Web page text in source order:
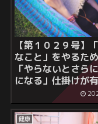
【第１０２９号】
なこと」をやるた
「やらないとさら
になる」仕掛けが
健康